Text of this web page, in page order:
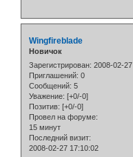
Wingfireblade
Новичок
Зарегистрирован: 2008-02-27
Приглашений: 0
Сообщений: 5
Уважение: [+0/-0]
Позитив: [+0/-0]
Провел на форуме:
15 минут
Последний визит:
2008-02-27 17:10:02